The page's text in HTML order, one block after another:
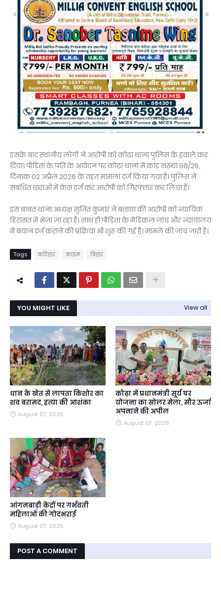
इसके बाद स्थानीय लोगों ने आरोपी को कोढ़ा थाना पुलिस के हवाले कर
दिया। पीड़िता के पति के आवेदन पर कोढ़ा थाना में कांड संख्या 98/26,
दिनांक 02 अप्रैल 2026 के तहत मामला दर्ज किया गया है। पुलिस ने
संबंधित धाराओं में केस दर्ज कर आरोपी को गिरफ्तार कर लिया है।
इस बाबत थाना अध्यक्ष सुजित कुमार ने बताया की आरोपी को न्यायिक
हिरासत में भेजा जा रहा है। साथ ही पीड़िता के मेडिकल जांच और न्यायालय
में बयान दर्ज कराने की प्रक्रिया भी शुरू की गई है। मामले की जांच जारी है।
Tags कटिहार क्राइम बिहार
YOU MIGHT LIKE View all
धान के खेत से लापता किशोर का
शव बरामद, हत्या की आशंका
August 07, 2026
कोढ़ा में प्रधानमंत्री सूर्य घर
योजना का सोलर मेला, सौर ऊर्जा
अपनाने की अपील
August 07, 2026
आंगनबाड़ी केंद्रों पर गर्भवती
महिलाओं की गोदभराई
August 07, 2026
POST A COMMENT